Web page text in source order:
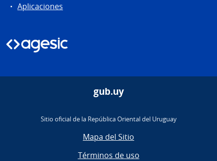
Aplicaciones
gub.uy
Sitio oficial de la República Oriental del Uruguay
Mapa del Sitio
Términos de uso